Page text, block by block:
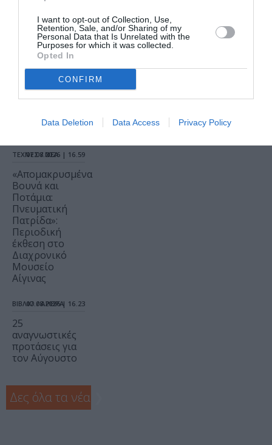
I want to opt-out of Collection, Use,
Retention, Sale, and/or Sharing of my
Personal Data that Is Unrelated with the
Purposes for which it was collected.
Opted In
CONFIRM
Data Deletion Data Access Privacy Policy
Βαμβακά στην
Εναλλακτική
Σκηνή ΕΛΣ
ΜΟΥΣΙΚΗ / ΜΟΥΣΙΚΑ
07.08.2026 | 17.26
The Magician’s
Uriah Heep στο
ΤΕΧΝΕΣ / ΝΕΑ
07.08.2026 | 16.59
«Απομακρυσμένα
Βουνά και
Ποτάμια:
Πνευματική
Πατρίδα»:
Περιοδική
έκθεση στο
Διαχρονικό
Μουσείο
Αίγινας
ΒΙΒΛΙΟ / ΑΡΘΡΑ
07.08.2026 | 16.23
25
αναγνωστικές
προτάσεις για
τον Αύγουστο
Δες όλα τα νέα